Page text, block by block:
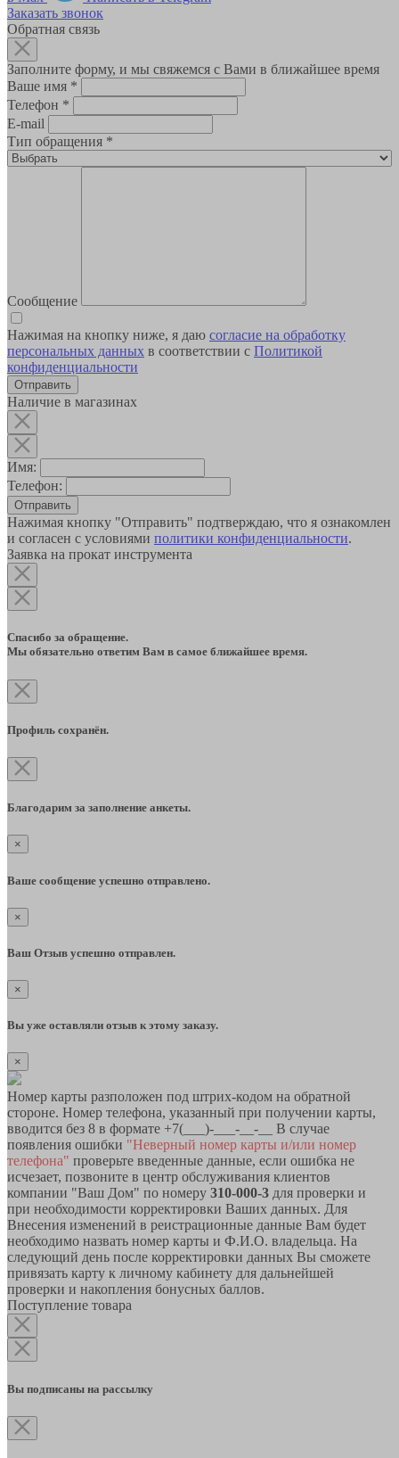
Заказать звонок
Обратная связь
Заполните форму, и мы свяжемся с Вами в ближайшее время
Ваше имя *
Телефон *
E-mail
Тип обращения *
Сообщение
Нажимая на кнопку ниже, я даю согласие на обработку
персональных данных в соответствии с Политикой
конфиденциальности
Наличие в магазинах
Имя:
Телефон:
Отправить
Нажимая кнопку "Отправить" подтверждаю, что я ознакомлен
и согласен с условиями политики конфиденциальности.
Заявка на прокат инструмента
Спасибо за обращение.
Мы обязательно ответим Вам в самое ближайшее время.
Профиль сохранён.
Благодарим за заполнение анкеты.
×
Ваше сообщение успешно отправлено.
×
Ваш Отзыв успешно отправлен.
×
Вы уже оставляли отзыв к этому заказу.
×
Номер карты разположен под штрих-кодом на обратной
стороне. Номер телефона, указанный при получении карты,
вводится без 8 в формате +7(___)-___-__-__ В случае
появления ошибки "Неверный номер карты и/или номер
телефона" проверьте введенные данные, если ошибка не
исчезает, позвоните в центр обслуживания клиентов
компании "Ваш Дом" по номеру 310-000-3 для проверки и
при необходимости корректировки Ваших данных. Для
Внесения изменений в реистрационные данные Вам будет
необходимо назвать номер карты и Ф.И.О. владельца. На
следующий день после корректировки данных Вы сможете
привязать карту к личному кабинету для дальнейшей
проверки и накопления бонусных баллов.
Поступление товара
Вы подписаны на рассылку